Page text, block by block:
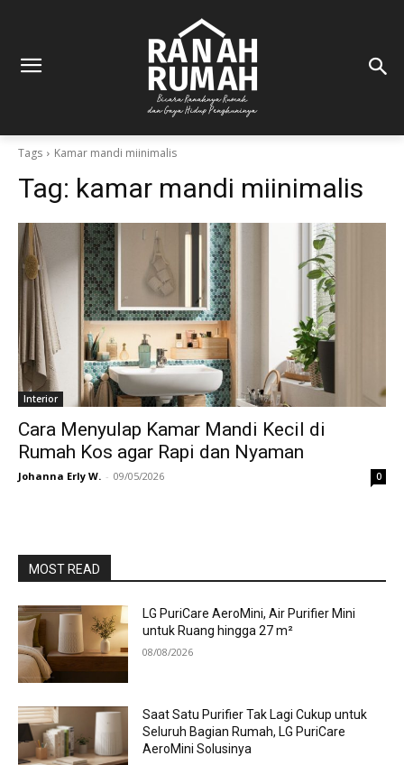
Tags Kamar mandi miinimalis
Tag: kamar mandi miinimalis
Interior
Cara Menyulap Kamar Mandi Kecil di
Rumah Kos agar Rapi dan Nyaman
Johanna Erly W. - 09/05/2026 0
MOST READ
LG PuriCare AeroMini, Air Purifier Mini
untuk Ruang hingga 27 m²
08/08/2026
Saat Satu Purifier Tak Lagi Cukup untuk
Seluruh Bagian Rumah, LG PuriCare
AeroMini Solusinya